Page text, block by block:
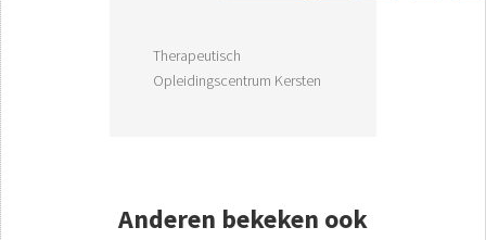
Therapeutisch
Opleidingscentrum Kersten
Anderen bekeken ook